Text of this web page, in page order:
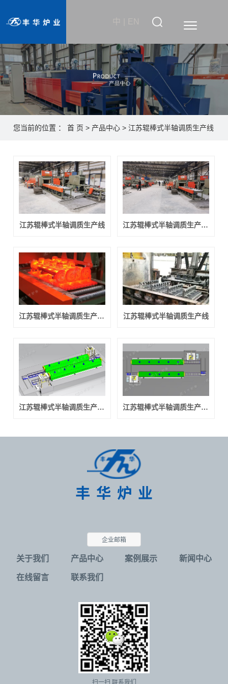
中 EN
您当前的位置 ：首 页 > 产品中心 >江苏辊棒式半轴调质生产线
江苏辊棒式半轴调质生产线 江苏辊棒式半轴调质生产线系统
江苏辊棒式半轴调质生产线供应商 江苏辊棒式半轴调质生产线
江苏辊棒式半轴调质生产线价格 江苏辊棒式半轴调质生产线厂家
企业邮箱
关于我们 产品中心 案例展示 新闻中心
在线留言 联系我们